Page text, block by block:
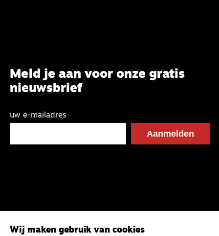
Meld je aan voor onze gratis
nieuwsbrief
uw e-mailadres
Wij maken gebruik van cookies